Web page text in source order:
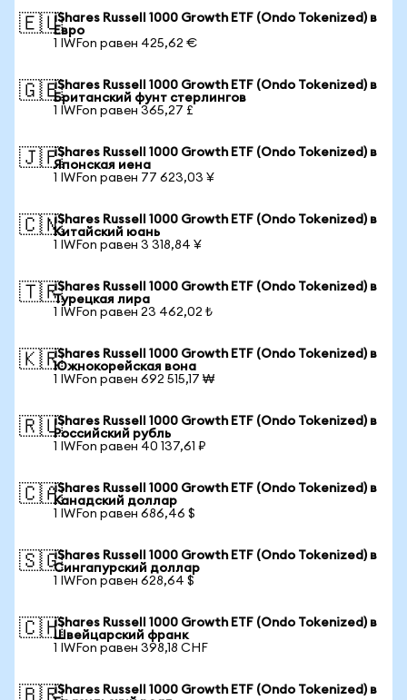
🇪🇺iShares Russell 1000 Growth ETF (Ondo Tokenized) в
Евро
1 IWFon равен 425,62 €
🇬🇧iShares Russell 1000 Growth ETF (Ondo Tokenized) в
Британский фунт стерлингов
1 IWFon равен 365,27 £
🇯🇵iShares Russell 1000 Growth ETF (Ondo Tokenized) в
Японская иена
1 IWFon равен 77 623,03 ¥
🇨🇳iShares Russell 1000 Growth ETF (Ondo Tokenized) в
Китайский юань
1 IWFon равен 3 318,84 ¥
🇹🇷iShares Russell 1000 Growth ETF (Ondo Tokenized) в
Турецкая лира
1 IWFon равен 23 462,02 ₺
🇰🇷iShares Russell 1000 Growth ETF (Ondo Tokenized) в
Южнокорейская вона
1 IWFon равен 692 515,17 ₩
🇷🇺iShares Russell 1000 Growth ETF (Ondo Tokenized) в
Российский рубль
1 IWFon равен 40 137,61 ₽
🇨🇦iShares Russell 1000 Growth ETF (Ondo Tokenized) в
Канадский доллар
1 IWFon равен 686,46 $
🇸🇬iShares Russell 1000 Growth ETF (Ondo Tokenized) в
Сингапурский доллар
1 IWFon равен 628,64 $
🇨🇭iShares Russell 1000 Growth ETF (Ondo Tokenized) в
Швейцарский франк
1 IWFon равен 398,18 CHF
iShares Russell 1000 Growth ETF (Ondo Tokenized) в